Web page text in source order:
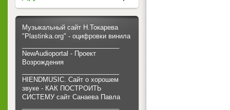
Музыкальный сайт Н.Токарева
"Plastinka.org" - оцифровки винила
NewAudioportal - Проект
Возрождения
HIENDMUSIC. Сайт о хорошем
звуке - КАК ПОСТРОИТЬ
СИСТЕМУ сайт Санаева Павла